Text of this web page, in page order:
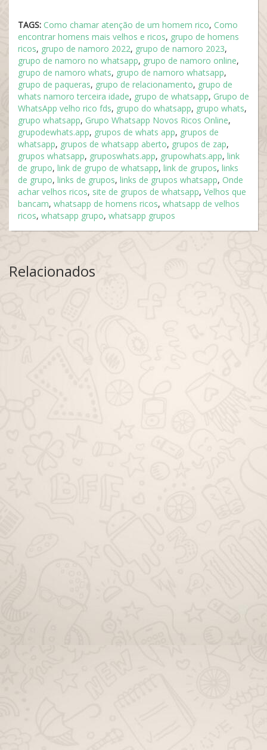
TAGS: Como chamar atenção de um homem rico, Como
encontrar homens mais velhos e ricos, grupo de homens
ricos, grupo de namoro 2022, grupo de namoro 2023,
grupo de namoro no whatsapp, grupo de namoro online,
grupo de namoro whats, grupo de namoro whatsapp,
grupo de paqueras, grupo de relacionamento, grupo de
whats namoro terceira idade, grupo de whatsapp, Grupo de
WhatsApp velho rico fds, grupo do whatsapp, grupo whats,
grupo whatsapp, Grupo Whatsapp Novos Ricos Online,
grupodewhats.app, grupos de whats app, grupos de
whatsapp, grupos de whatsapp aberto, grupos de zap,
grupos whatsapp, gruposwhats.app, grupowhats.app, link
de grupo, link de grupo de whatsapp, link de grupos, links
de grupo, links de grupos, links de grupos whatsapp, Onde
achar velhos ricos, site de grupos de whatsapp, Velhos que
bancam, whatsapp de homens ricos, whatsapp de velhos
ricos, whatsapp grupo, whatsapp grupos
Relacionados